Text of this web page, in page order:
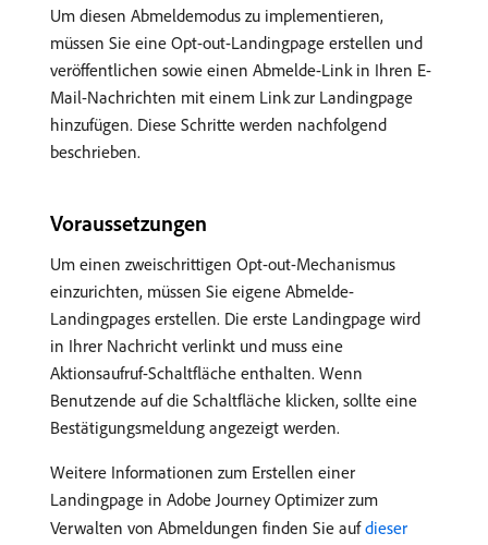
Um diesen Abmeldemodus zu implementieren,
müssen Sie eine Opt-out-Landingpage erstellen und
veröffentlichen sowie einen Abmelde-Link in Ihren E-
Mail-Nachrichten mit einem Link zur Landingpage
hinzufügen. Diese Schritte werden nachfolgend
beschrieben.
Voraussetzungen
Um einen zweischrittigen Opt-out-Mechanismus
einzurichten, müssen Sie eigene Abmelde-
Landingpages erstellen. Die erste Landingpage wird
in Ihrer Nachricht verlinkt und muss eine
Aktionsaufruf-Schaltfläche enthalten. Wenn
Benutzende auf die Schaltfläche klicken, sollte eine
Bestätigungsmeldung angezeigt werden.
Weitere Informationen zum Erstellen einer
Landingpage in Adobe Journey Optimizer zum
Verwalten von Abmeldungen finden Sie aufdieser